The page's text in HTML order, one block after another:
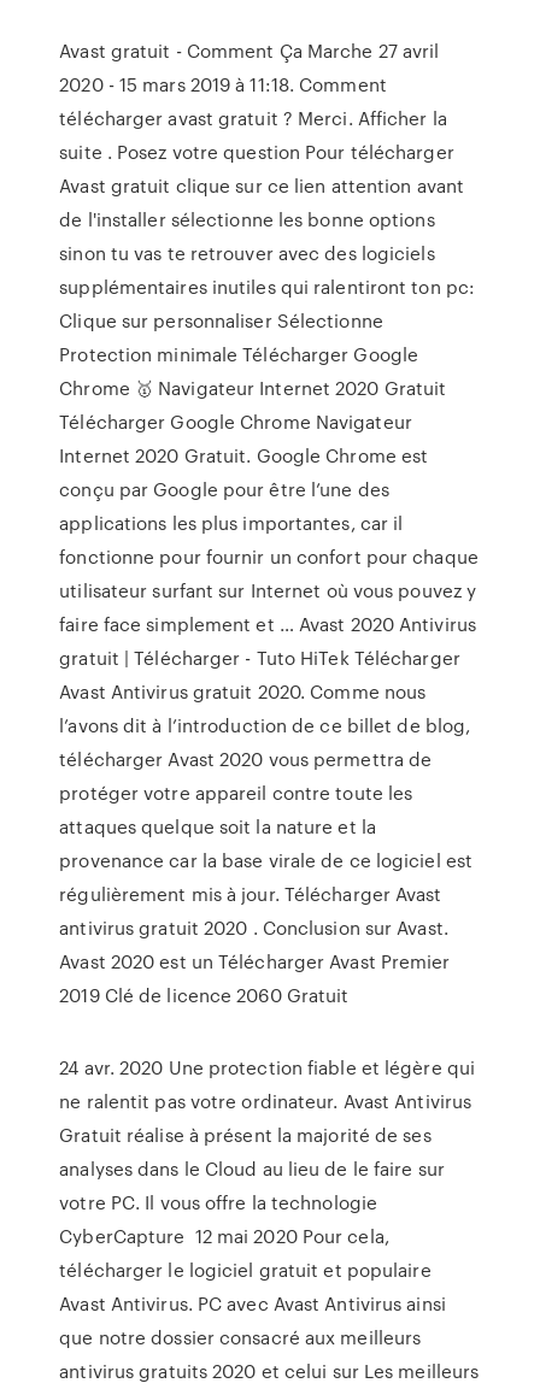
Avast gratuit - Comment Ça Marche 27 avril
2020 - 15 mars 2019 à 11:18. Comment
télécharger avast gratuit ? Merci. Afficher la
suite . Posez votre question Pour télécharger
Avast gratuit clique sur ce lien attention avant
de l'installer sélectionne les bonne options
sinon tu vas te retrouver avec des logiciels
supplémentaires inutiles qui ralentiront ton pc:
Clique sur personnaliser Sélectionne
Protection minimale Télécharger Google
Chrome 🥇 Navigateur Internet 2020 Gratuit
Télécharger Google Chrome Navigateur
Internet 2020 Gratuit. Google Chrome est
conçu par Google pour être l’une des
applications les plus importantes, car il
fonctionne pour fournir un confort pour chaque
utilisateur surfant sur Internet où vous pouvez y
faire face simplement et … Avast 2020 Antivirus
gratuit | Télécharger - Tuto HiTek Télécharger
Avast Antivirus gratuit 2020. Comme nous
l’avons dit à l’introduction de ce billet de blog,
télécharger Avast 2020 vous permettra de
protéger votre appareil contre toute les
attaques quelque soit la nature et la
provenance car la base virale de ce logiciel est
régulièrement mis à jour. Télécharger Avast
antivirus gratuit 2020 . Conclusion sur Avast.
Avast 2020 est un Télécharger Avast Premier
2019 Clé de licence 2060 Gratuit
24 avr. 2020 Une protection fiable et légère qui
ne ralentit pas votre ordinateur. Avast Antivirus
Gratuit réalise à présent la majorité de ses
analyses dans le Cloud au lieu de le faire sur
votre PC. Il vous offre la technologie
CyberCapture 12 mai 2020 Pour cela,
télécharger le logiciel gratuit et populaire
Avast Antivirus. PC avec Avast Antivirus ainsi
que notre dossier consacré aux meilleurs
antivirus gratuits 2020 et celui sur Les meilleurs